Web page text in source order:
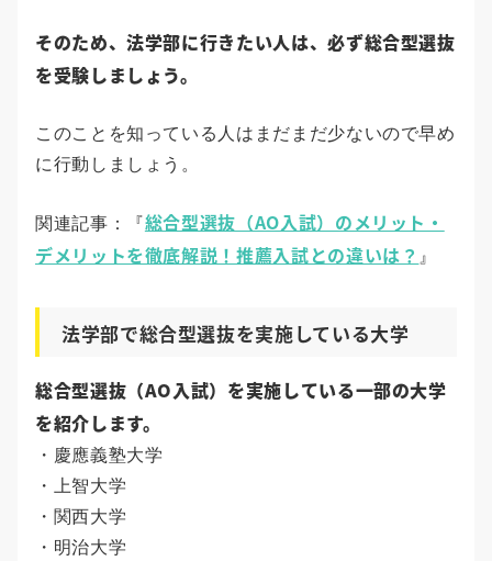
そのため、法学部に行きたい人は、必ず総合型選抜
を受験しましょう。
このことを知っている人はまだまだ少ないので早め
に行動しましょう。
関連記事：『総合型選抜（AO入試）のメリット・
デメリットを徹底解説！推薦入試との違いは？ 』
法学部で総合型選抜を実施している大学
総合型選抜（AO入試）を実施している一部の大学
を紹介します。
・慶應義塾大学
・上智大学
・関西大学
・明治大学